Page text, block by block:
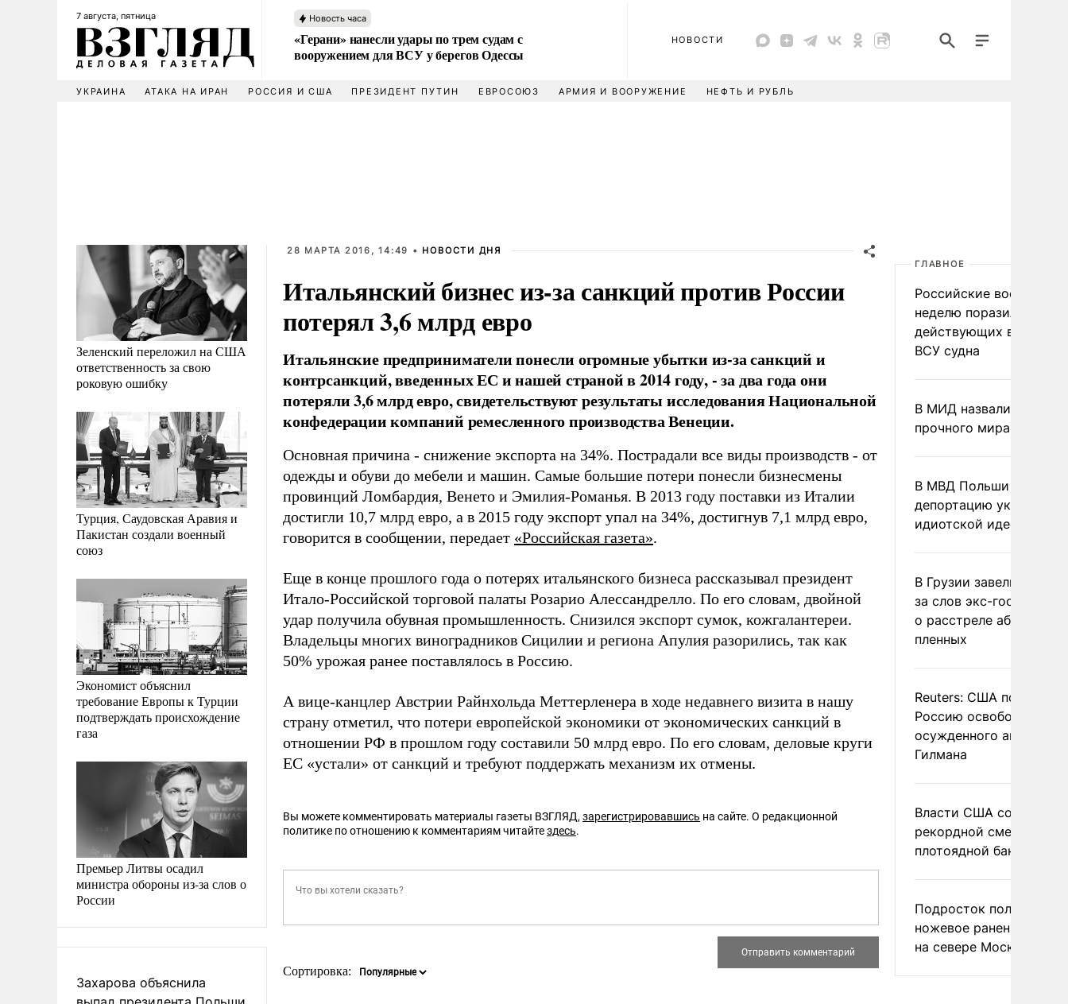
7 августа, пятница Новость часа
«Герани» нанесли удары по трем судам с
вооружением для ВСУ у берегов Одессы
НОВОСТИ
УКРАИНА АТАКА НА ИРАН РОССИЯ И США ПРЕЗИДЕНТ ПУТИН ЕВРОСОЮЗ АРМИЯ И ВООРУЖЕНИЕ НЕФТЬ И РУБЛЬ
Зеленский переложил на США
ответственность за свою
роковую ошибку
Турция, Саудовская Аравия и
Пакистан создали военный
союз
Экономист объяснил
требование Европы к Турции
подтверждать происхождение
газа
Премьер Литвы осадил
министра обороны из-за слов о
России
Захарова объяснила
28 МАРТА 2016, 14:49 • НОВОСТИ ДНЯ
Итальянский бизнес из-за санкций против России
потерял 3,6 млрд евро
Итальянские предприниматели понесли огромные убытки из-за санкций и
контрсанкций, введенных ЕС и нашей страной в 2014 году, - за два года они
потеряли 3,6 млрд евро, свидетельствуют результаты исследования Национальной
конфедерации компаний ремесленного производства Венеции.
Основная причина - снижение экспорта на 34%. Пострадали все виды производств - от
одежды и обуви до мебели и машин. Самые большие потери понесли бизнесмены
провинций Ломбардия, Венето и Эмилия-Романья. В 2013 году поставки из Италии
достигли 10,7 млрд евро, а в 2015 году экспорт упал на 34%, достигнув 7,1 млрд евро,
говорится в сообщении, передает «Российская газета».
Еще в конце прошлого года о потерях итальянского бизнеса рассказывал президент
Итало-Российской торговой палаты Розарио Алессандрелло. По его словам, двойной
удар получила обувная промышленность. Снизился экспорт сумок, кожгалантереи.
Владельцы многих виноградников Сицилии и региона Апулия разорились, так как
50% урожая ранее поставлялось в Россию.
А вице-канцлер Австрии Райнхольда Меттерленера в ходе недавнего визита в нашу
страну отметил, что потери европейской экономики от экономических санкций в
отношении РФ в прошлом году составили 50 млрд евро. По его словам, деловые круги
ЕС «устали» от санкций и требуют поддержать механизм их отмены.
Вы можете комментировать материалы газеты ВЗГЛЯД, зарегистрировавшись на сайте. О редакционной
политике по отношению к комментариям читайтездесь.
Сортировка:
ГЛАВНОЕ
Российские военные за
неделю поразили 34
действующих в
ВСУ судна
В МИД назвали условия
прочного мира на
В МВД Польши назвали
депортацию украинцев
идиотской идеей
В Грузии завели дело
за слов экс-
о расстреле абхазских
пленных
Reuters: США
Россию освободить
осужденного
Гилмана
Власти США сообщили
рекордной смертности
плотоядной бактерии
Подросток получил
ножевое ранение в
на севере Москвы